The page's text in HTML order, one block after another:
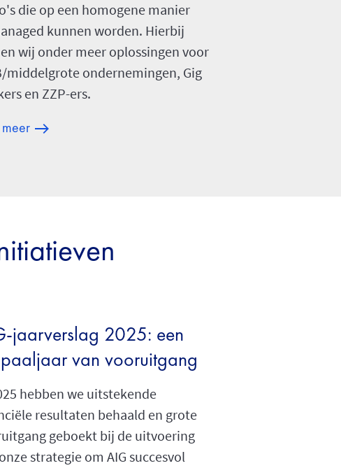
die op een homogene manier
kunnen worden. Hierbij
wij onder meer oplossingen voor
middelgrote ondernemingen, Gig
en ZZP-ers.
meer
jaarverslag 2025: een
van vooruitgang
hebben we uitstekende
resultaten behaald en grote
geboekt bij de uitvoering
strategie om AIG succesvol